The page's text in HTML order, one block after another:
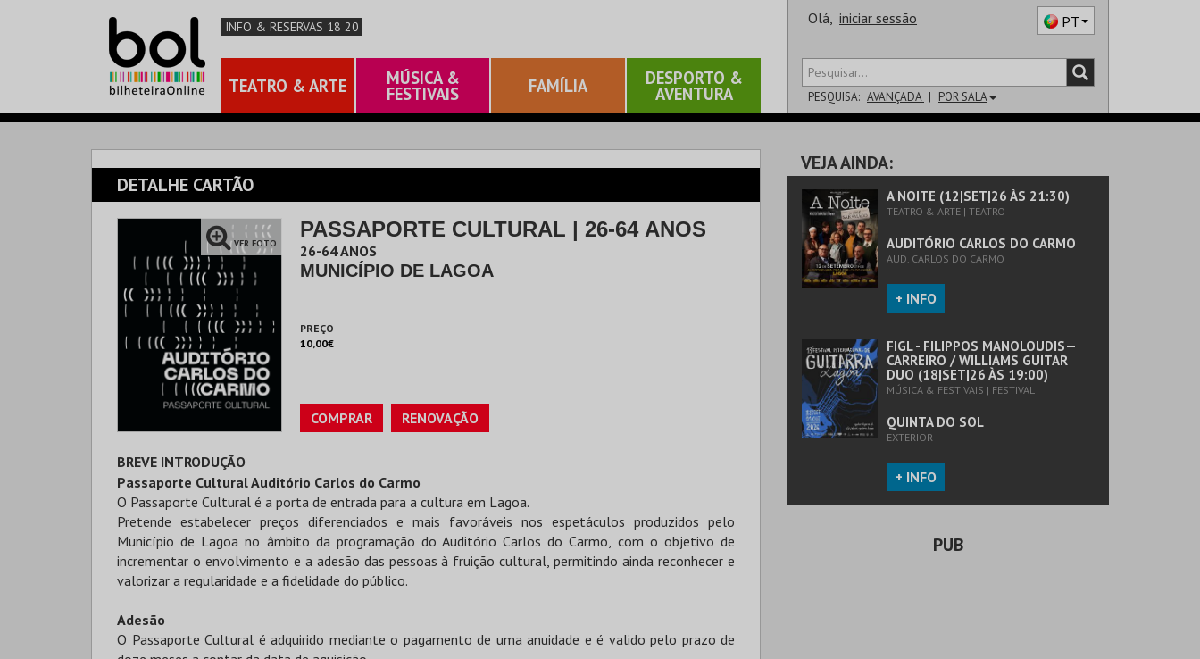
INFO & RESERVAS 18 20
TEATRO & ARTE MÚSICA &
FESTIVAIS FAMÍLIA DESPORTO &
AVENTURA
Olá, iniciar sessão PT
PESQUISA: AVANÇADA POR SALA
SALA
DETALHE CARTÃO
VER FOTO
PASSAPORTE CULTURAL | 26-64 ANOS
26-64 ANOS
MUNICÍPIO DE LAGOA
PREÇO
10,00€
COMPRAR RENOVAÇÃO
BREVE INTRODUÇÃO
Passaporte Cultural Auditório Carlos do Carmo
O Passaporte Cultural é a porta de entrada para a cultura em Lagoa.
Pretende estabelecer preços diferenciados e mais favoráveis nos espetáculos produzidos pelo
Município de Lagoa no âmbito da programação do Auditório Carlos do Carmo, com o objetivo de
incrementar o envolvimento e a adesão das pessoas à fruição cultural, permitindo ainda reconhecer e
valorizar a regularidade e a fidelidade do público.
Adesão
O Passaporte Cultural é adquirido mediante o pagamento de uma anuidade e é valido pelo prazo de
VEJA AINDA:
A NOITE (12|SET|26 ÀS 21:30)
TEATRO & ARTE | TEATRO
AUDITÓRIO CARLOS DO CARMO
AUD. CARLOS DO CARMO
+ INFO
FIGL - FILIPPOS MANOLOUDIS—
CARREIRO / WILLIAMS GUITAR
DUO (18|SET|26 ÀS 19:00)
MÚSICA & FESTIVAIS | FESTIVAL
QUINTA DO SOL
EXTERIOR
+ INFO
PUB